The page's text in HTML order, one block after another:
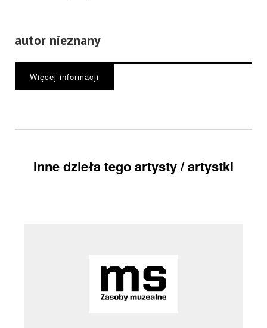
autor nieznany
Więcej informacji
Inne dzieła tego artysty / artystki